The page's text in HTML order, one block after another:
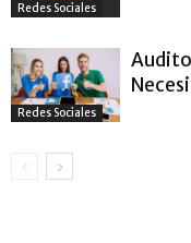
Redes Sociales
Redes Sociales